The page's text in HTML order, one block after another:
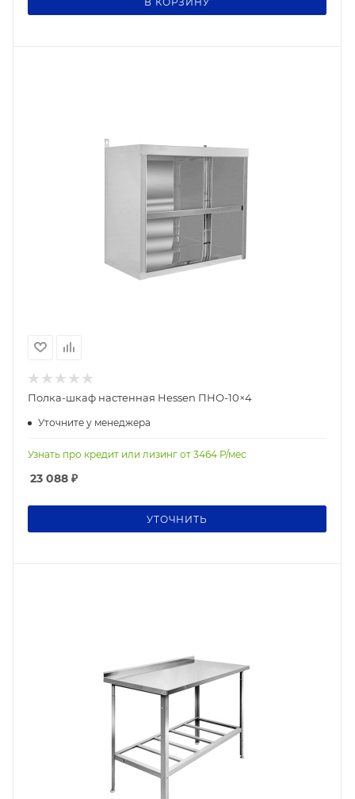
Полка-шкаф настенная Hessen ПНО-10×4
Уточните у менеджера
Узнать про кредит или лизинг от 3464 Р/мес
23 088 ₽
УТОЧНИТЬ